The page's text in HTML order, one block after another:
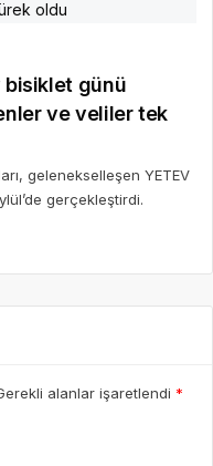
bisiklet günü
ve veliler tek
gelenekselleşen YETEV
gerçekleştirdi.
alanlar işaretlendi *